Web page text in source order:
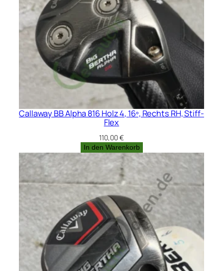
Callaway BB Alpha 816 Holz 4, 16º, Rechts RH, Stiff-
Flex
110,00€
In den Warenkorb